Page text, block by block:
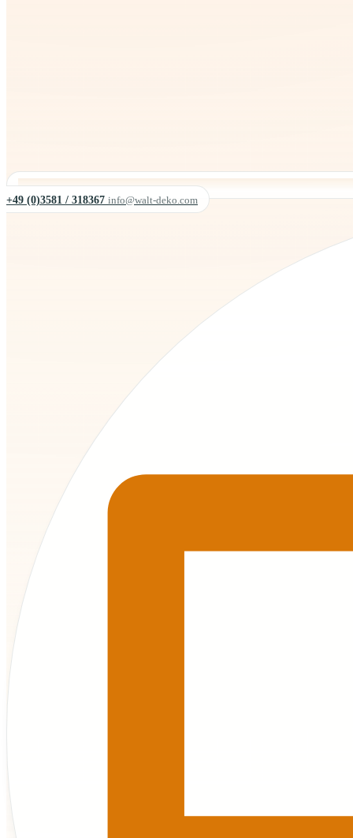
+49 (0)3581 / 318367 info@walt-deko.com